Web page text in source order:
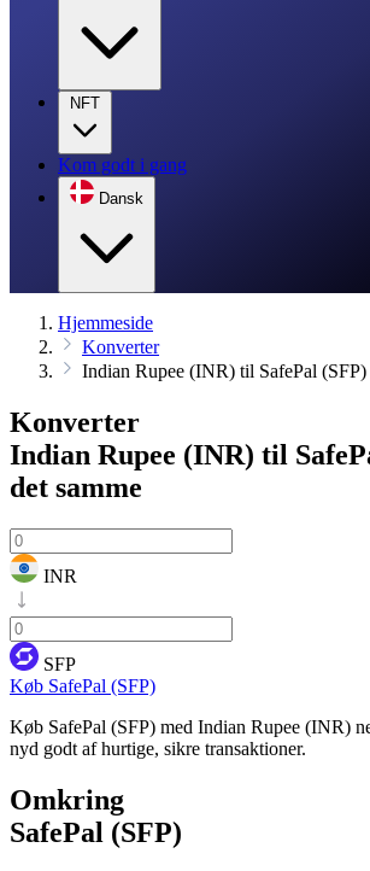
NFT
Kom godt i gang
Dansk
Hjemmeside
Konverter
Indian Rupee (INR) til SafePal (SFP)
Konverter
Indian Rupee (INR) til
det samme
INR
SFP
Køb SafePal (SFP)
Køb SafePal (SFP) med Indian Rupee (INR)
nyd godt af hurtige, sikre transaktioner.
Omkring
SafePal (SFP)